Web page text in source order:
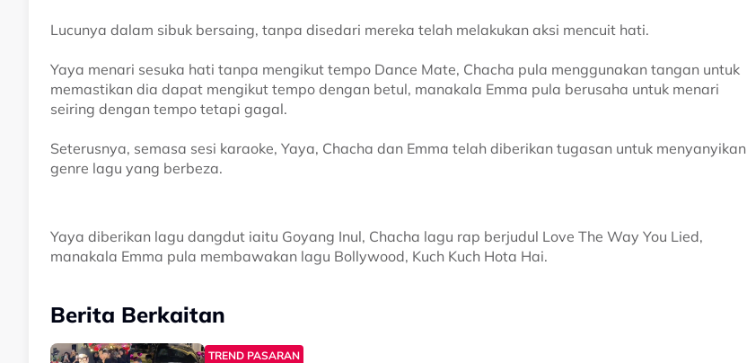
Lucunya dalam sibuk bersaing, tanpa disedari mereka telah melakukan aksi mencuit hati.
Yaya menari sesuka hati tanpa mengikut tempo Dance Mate, Chacha pula menggunakan tangan untuk
memastikan dia dapat mengikut tempo dengan betul, manakala Emma pula berusaha untuk menari
seiring dengan tempo tetapi gagal.
Seterusnya, semasa sesi karaoke, Yaya, Chacha dan Emma telah diberikan tugasan untuk menyanyikan
genre lagu yang berbeza.
Yaya diberikan lagu dangdut iaitu Goyang Inul, Chacha lagu rap berjudul Love The Way You Lied,
manakala Emma pula membawakan lagu Bollywood, Kuch Kuch Hota Hai.
Berita Berkaitan
TREND PASARAN